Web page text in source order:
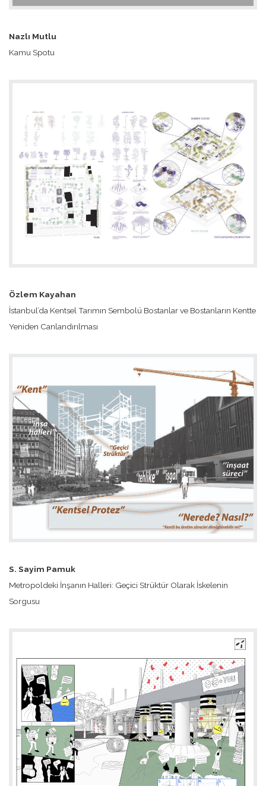
Nazlı Mutlu
Kamu Spotu
Özlem Kayahan
İstanbul’da Kentsel Tarımın Sembolü Bostanlar ve Bostanların Kentte
Yeniden Canlandırılması
S. Sayim Pamuk
Metropoldeki İnşanın Halleri: Geçici Strüktür Olarak İskelenin
Sorgusu